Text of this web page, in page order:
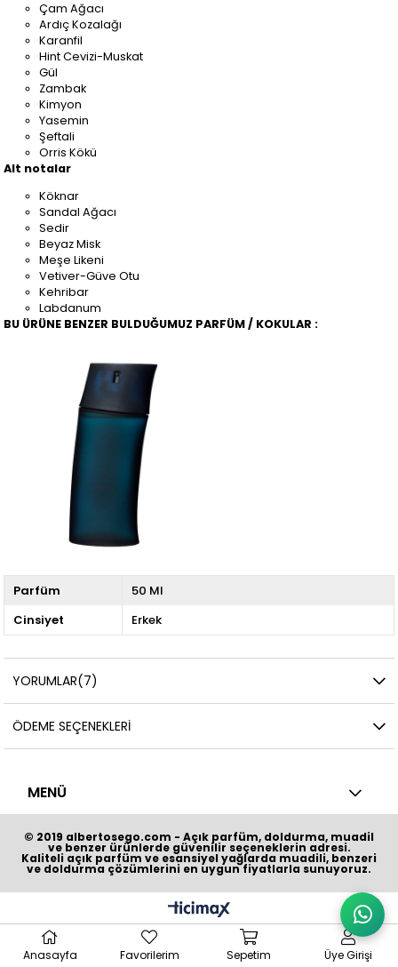
Çam Ağacı
Ardıç Kozalağı
Karanfil
Hint Cevizi-Muskat
Gül
Zambak
Kimyon
Yasemin
Şeftali
Orris Kökü
Alt notalar
Köknar
Sandal Ağacı
Sedir
Beyaz Misk
Meşe Likeni
Vetiver-Güve Otu
Kehribar
Labdanum
BU ÜRÜNE BENZER BULDUĞUMUZ PARFÜM / KOKULAR :
Parfüm
50 Ml
Cinsiyet
Erkek
YORUMLAR(7)
ÖDEME SEÇENEKLERI
MENÜ
© 2019 albertosego.com - Açık parfüm, doldurma, muadil
ve benzer ürünlerde güvenilir seçeneklerin adresi.
Kaliteli açık parfüm ve esansiyel yağlarda muadili, benzeri
ve doldurma çözümlerini en uygun fiyatlarla sunuyoruz.
Anasayfa Favorilerim Sepetim Üye Girişi